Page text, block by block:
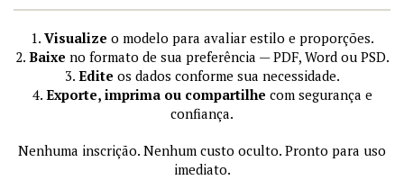
1. Visualize o modelo para avaliar estilo e proporções.
2. Baixe no formato de sua preferência — PDF, Word ou PSD.
3. Edite os dados conforme sua necessidade.
4. Exporte, imprima ou compartilhe com segurança e
confiança.
Nenhuma inscrição. Nenhum custo oculto. Pronto para uso
imediato.